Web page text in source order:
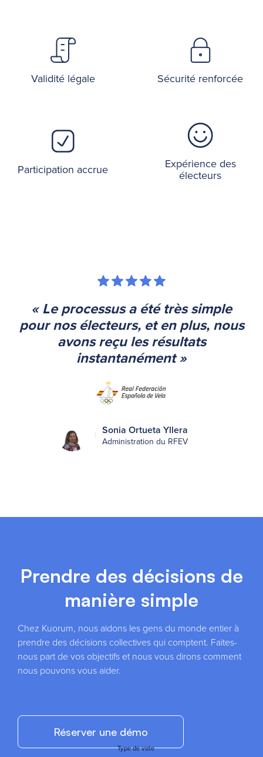
Validité légale Sécurité renforcée
Participation accrue Expérience des
électeurs
« Le processus a été très simple
pour nos électeurs, et en plus, nous
avons reçu les résultats
instantanément »
Sonia Ortueta Yllera
Administration du RFEV
Prendre des décisions de
manière simple
Chez Kuorum, nous aidons les gens du monde entier à
prendre des décisions collectives qui comptent. Faites-
nous part de vos objectifs et nous vous dirons comment
nous pouvons vous aider.
Réserver une démo
Type de vote